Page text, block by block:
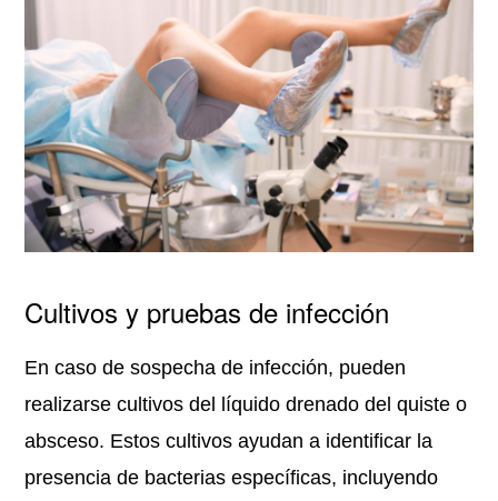
Cultivos y pruebas de infección
En caso de sospecha de infección, pueden
realizarse cultivos del líquido drenado del quiste o
absceso. Estos cultivos ayudan a identificar la
presencia de bacterias específicas, incluyendo